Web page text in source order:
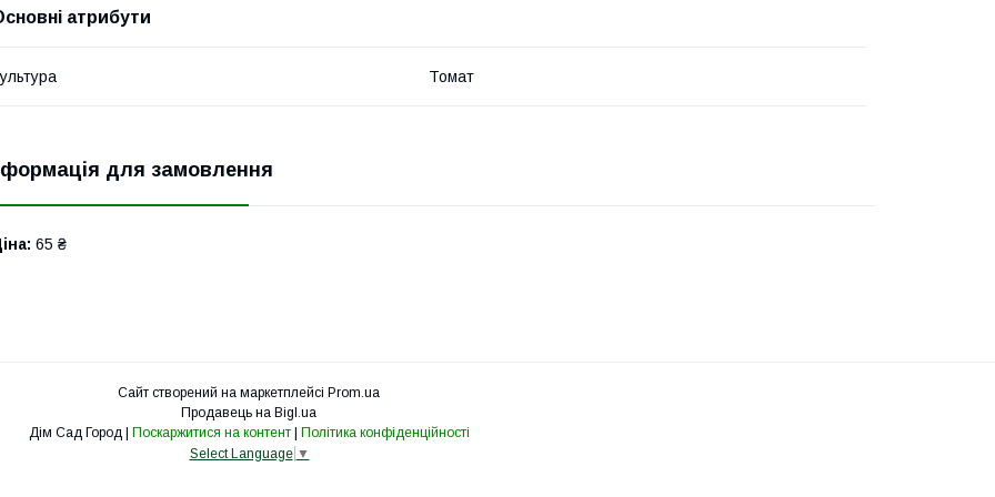
атрибути
Томат
для замовлення
65 ₴
Сайт створений на маркетплейсі Prom.ua
Продавець на Bigl.ua
Поскаржитися на контент
Політика конфіденційності
Select Language ▼